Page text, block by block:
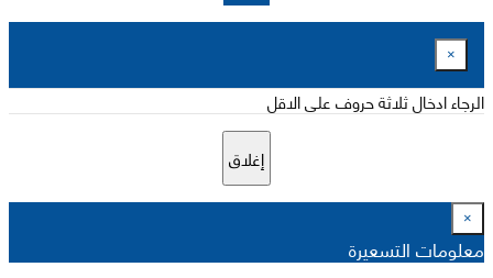
×
الرجاء ادخال ثلاثة حروف على الاقل
إغلاق
×
معلومات التسعيرة